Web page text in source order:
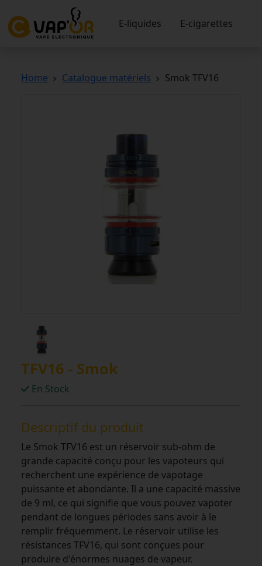
E-liquides E-cigarettes
Home Catalogue matériels Smok TFV16
TFV16 - Smok
En Stock
Descriptif du produit
Le Smok TFV16 est un réservoir sub-ohm de
grande capacité conçu pour les vapoteurs qui
recherchent une expérience de vapotage
puissante et abondante. Il a une capacité massive
de 9 ml, ce qui signifie que vous pouvez vapoter
pendant de longues périodes sans avoir à le
remplir fréquemment. Le réservoir utilise les
résistances TFV16, qui sont conçues pour
produire d'énormes nuages de vapeur.